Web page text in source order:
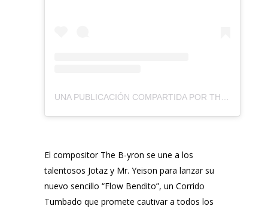
UNA PUBLICACIÓN COMPARTIDA POR THE B-YRON (@THEBYRONMUSIC)
El compositor The B-yron se une a los
talentosos Jotaz y Mr. Yeison para lanzar su
nuevo sencillo “Flow Bendito”, un Corrido
Tumbado que promete cautivar a todos los